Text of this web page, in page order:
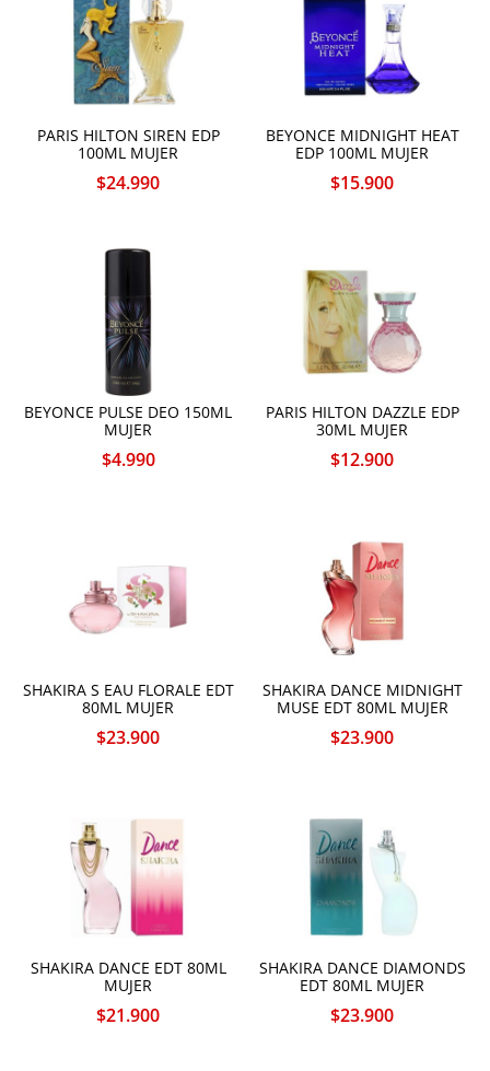
PARIS HILTON SIREN EDP
100ML MUJER
$24.990
BEYONCE MIDNIGHT HEAT
EDP 100ML MUJER
$15.900
BEYONCE PULSE DEO 150ML
MUJER
$4.990
PARIS HILTON DAZZLE EDP
30ML MUJER
$12.900
SHAKIRA S EAU FLORALE EDT
80ML MUJER
$23.900
SHAKIRA DANCE MIDNIGHT
MUSE EDT 80ML MUJER
$23.900
SHAKIRA DANCE EDT 80ML
MUJER
$21.900
SHAKIRA DANCE DIAMONDS
EDT 80ML MUJER
$23.900